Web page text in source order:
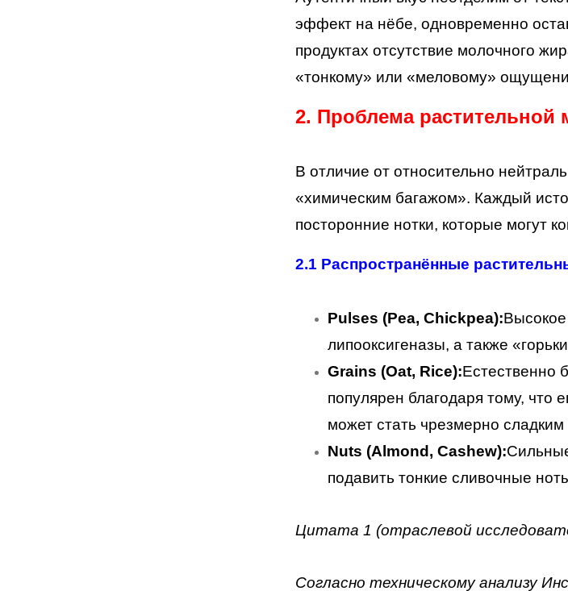
эффект на нёбе, одновременно
продуктах отсутствие молочного
«тонкому» или «меловому»
2. Проблема
В отличие от относительно
«химическим багажом». Каждый
посторонние нотки, которые могут
2.1 Распространённые
Pulses (Pea, Chickpea):
липооксигеназы, а также
Grains (Oat, Rice):Естественно
популярен благодаря тому,
может стать чрезмерно
Nuts (Almond, Cashew):
подавить тонкие сливочные
Цитата 1 (отраслевой
Согласно техническому анализу